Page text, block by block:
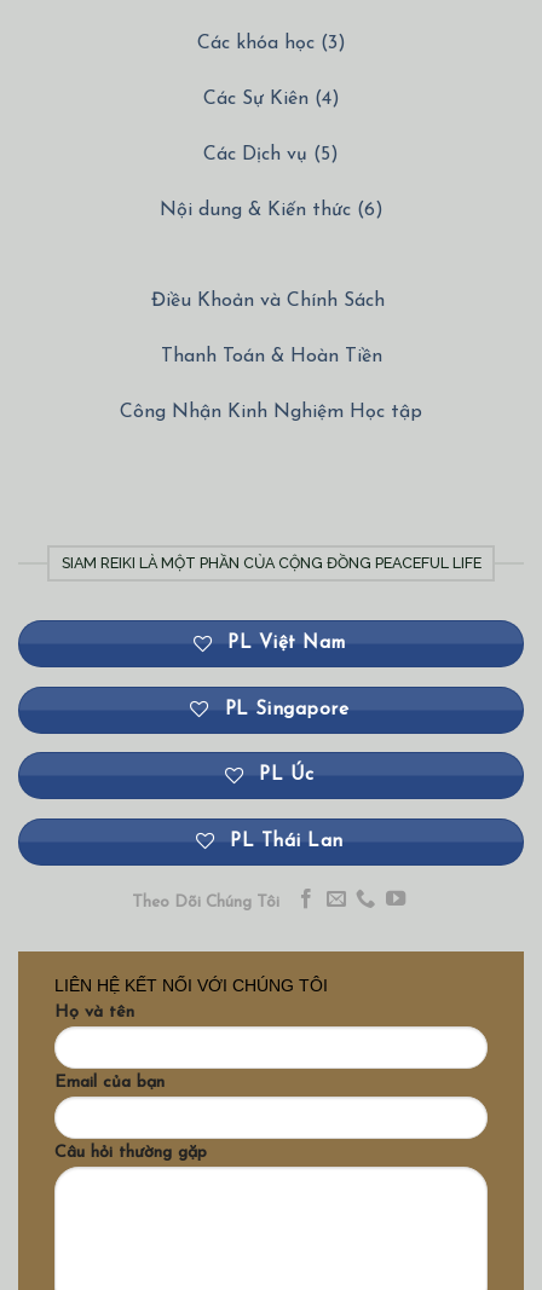
Các khóa học (3)
Các Sự Kiên (4)
Các Dịch vụ (5)
Nội dung & Kiến thức (6)
Điều Khoản và Chính Sách
Thanh Toán & Hoàn Tiền
Công Nhận Kinh Nghiệm Học tập
SIAM REIKI LÀ MỘT PHẦN CỦA CỘNG ĐỒNG PEACEFUL LIFE
PL Việt Nam
PL Singapore
PL Úc
PL Thái Lan
Theo Dõi Chúng Tôi
LIÊN HỆ KẾT NỐI VỚI CHÚNG TÔI
Họ và tên
Email của bạn
Câu hỏi thường gặp